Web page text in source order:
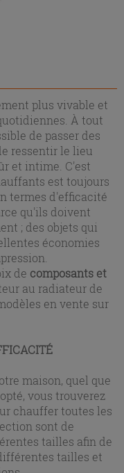
plus vivable et
À tout
de passer des
ressentir le lieu
et intime. C'est
est toujours
termes d'efficacité
qu'ils doivent
; des objets qui
économies
de composants et
au radiateur de
en vente sur
maison, quel que
vous trouverez
chauffer toutes les
sont de
tailles afin de
tailles et